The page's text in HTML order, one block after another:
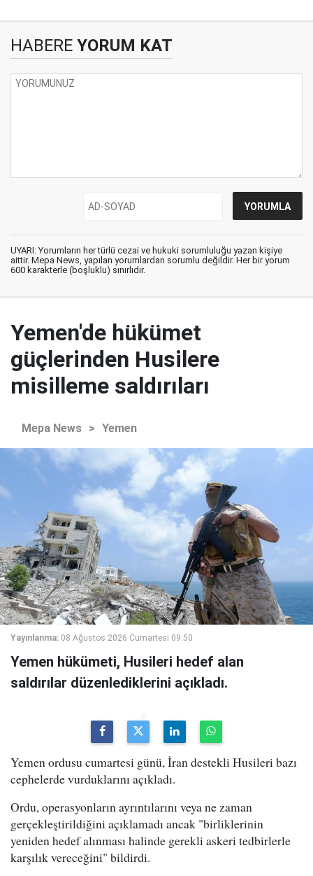
HABERE YORUM KAT
UYARI: Yorumların her türlü cezai ve hukuki sorumluluğu yazan kişiye
aittir. Mepa News, yapılan yorumlardan sorumlu değildir. Her bir yorum
600 karakterle (boşluklu) sınırlıdır.
Yemen'de hükümet
güçlerinden Husilere
misilleme saldırıları
Mepa News > Yemen
Yayınlanma: 08 Ağustos 2026 Cumartesi 09:50
Yemen hükümeti, Husileri hedef alan
saldırılar düzenlediklerini açıkladı.
Yemen ordusu cumartesi günü, İran destekli Husileri bazı
cephelerde vurduklarını açıkladı.
Ordu, operasyonların ayrıntılarını veya ne zaman
gerçekleştirildiğini açıklamadı ancak "birliklerinin
yeniden hedef alınması halinde gerekli askeri tedbirlerle
karşılık vereceğini" bildirdi.